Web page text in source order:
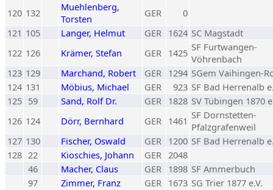
120 132
Muehlenberg,
Torsten
GER
0
121 105 Langer, Helmut GER 1624 SC Magstadt
122 126 Krämer, Stefan GER 1425 SF Furtwangen-
Vöhrenbach
123 129 Marchand, Robert GER 1294 SGem Vaihingen-
124 131 Möbius, Michael GER 923 SF Bad Herrenalb
125 59 Sand, Rolf Dr. GER 1828 SV Tübingen 1870
126 124 Dörr, Bernhard GER 1461 SF Dornstetten-
Pfalzgrafenweil
127 130 Fischer, Oswald GER 1200 SF Bad Herrenalb
128 22 Kioschies, Johann GER 2048
46
Macher, Claus GER 1898 SF Ammerbuch
97
Zimmer, Franz GER 1673 SG Trier 1877 e.V.